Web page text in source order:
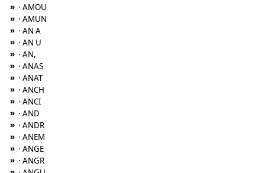
» · AMOU
» · AMUN
» · AN A
» · AN U
» · AN,
» · ANAS
» · ANAT
» · ANCH
» · ANCI
» · AND
» · ANDR
» · ANEM
» · ANGE
» · ANGR